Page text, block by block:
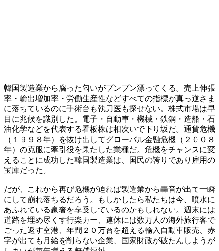
韓国製造業から腐った匂いがプンプン漂ってくる。売上伸張
率・輸出増加率・労働生産性などすべての指標が真っ逆さま
に落ちているのに手術台も執刀医も探せない。株式市場は早
目に兆候を識別した。電子・自動車・機械・鉄鋼・造船・石
油化学などを代表する看板株は相次いで下り坂だ。通貨危機
（１９９８年）を抜け出してグローバル金融危機（２００８
年）の克服に牽引役を果たした業種だ。危機をチャンスに変
えることに成功した韓国製造業は、国民の誇りであり雇用の
宝庫だった。
だが、これから再び危機が迫れば製造業から轟音が出て一瞬
にして崩れ落ちるだろう。もしかしたら私たちは今、噴水に
あふれている豪奢を享受しているのかもしれない。週末には
道路を埋め尽くす行楽カー、連休には数万人の海外旅行客で
ごった返す空港、年間２０万台を超える輸入自動車販売、赤
字が出ても月給を削らない企業、国家財政が破たんしようが